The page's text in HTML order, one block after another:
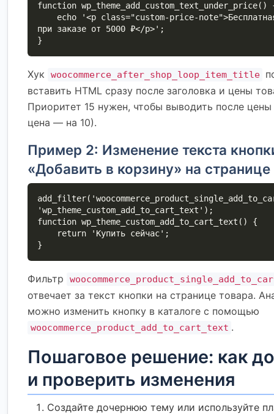
function wp_theme_add_custom_text_under_price()
при заказе от 5000 ₽</p>';
}
Хук woocommerce_after_shop_loop_item_title
вставить HTML сразу после заголовка и цены
Приоритет 15 нужен, чтобы выводить после цены
цена — на 10).
Пример 2: Изменение текста
«Добавить в корзину» на странице
'wp_theme_custom_add_to_cart_text');
function wp_theme_custom_add_to_cart_text() {
}
Фильтр
отвечает за текст кнопки на странице товара.
можно изменить кнопку в каталоге с помощью
woocommerce_product_add_to_cart_text .
Пошаговое решение: как
и проверить изменения
Создайте дочернюю тему или используйте